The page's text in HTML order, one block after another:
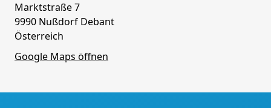
Marktstraße 7
9990 Nußdorf Debant
Österreich
Google Maps öffnen